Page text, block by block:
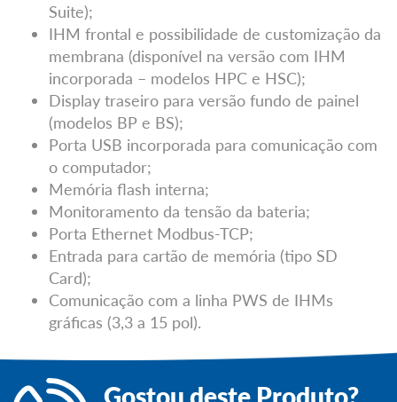
Suite);
IHM frontal e possibilidade de customização da
membrana (disponível na versão com IHM
incorporada – modelos HPC e HSC);
Display traseiro para versão fundo de painel
(modelos BP e BS);
Porta USB incorporada para comunicação com
o computador;
Memória flash interna;
Monitoramento da tensão da bateria;
Porta Ethernet Modbus-TCP;
Entrada para cartão de memória (tipo SD
Card);
Comunicação com a linha PWS de IHMs
gráficas (3,3 a 15 pol).